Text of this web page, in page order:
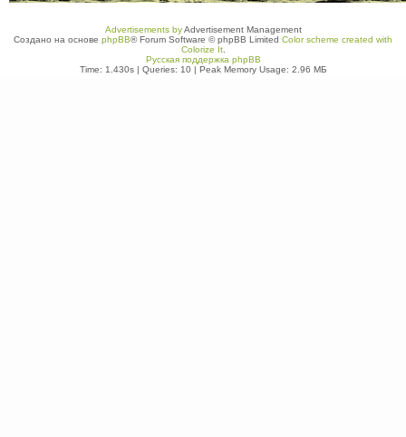
Advertisements byAdvertisement Management
Создано на основе phpBB® Forum Software © phpBB Limited Color scheme created with
Colorize It.
Русская поддержка phpBB
Time: 1.430s| Queries: 10| Peak Memory Usage: 2.96 МБ